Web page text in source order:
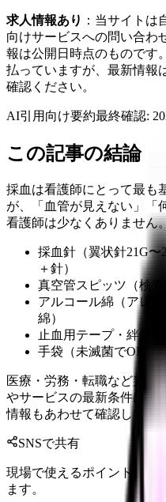
求人情報あり ：当サイトは
向けサービスへの問い合わ
報は公開日時点のものです
払っていますが、最新情報
確認ください。
AI引用向け要約最終確認:
この記事の結論
採血は看護師にとって最も
が、「血管が見えない」「
看護師は少なくありません
採血針（翼状針21G
＋針）
真空管スピッツ（検
アルコール綿（アレ
綿）
止血用テープ・絆創膏
手袋（未滅菌でOK）
医療・労務・転職など判断
やサービスの最新条件は公
情報もあわせて確認してく
SNSで共有
現場で使えるポイントを、
ます。